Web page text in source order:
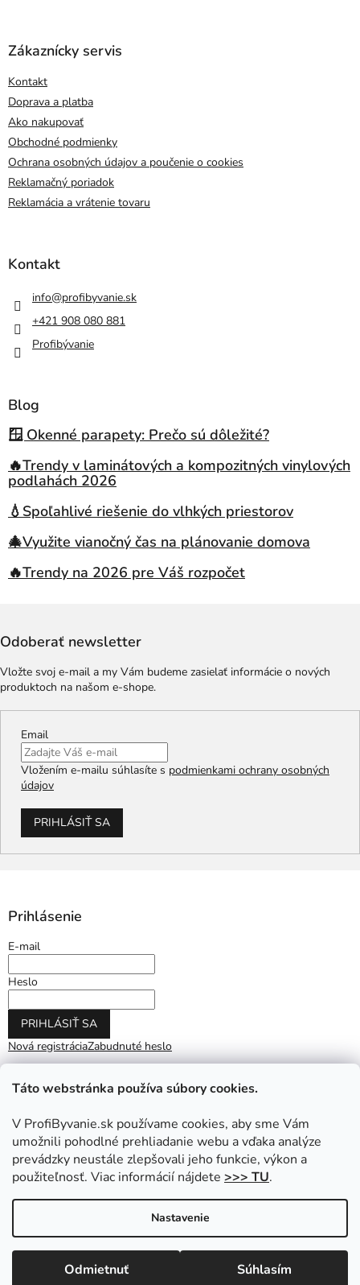
Táto webstránka používa súbory cookies.
V ProfiByvanie.sk používame cookies, aby sme Vám
umožnili pohodlné prehliadanie webu a vďaka analýze
prevádzky neustále zlepšovali jeho funkcie, výkon a
použiteľnosť. Viac informácií nájdete >>> TU.
Nastavenie
Odmietnuť Súhlasím
Zákaznícky servis
Kontakt
Doprava a platba
Ako nakupovať
Obchodné podmienky
Ochrana osobných údajov a poučenie o cookies
Reklamačný poriadok
Reklamácia a vrátenie tovaru
Kontakt
info@profibyvanie.sk
+421 908 080 881
Profibývanie
Blog
🪟 Okenné parapety: Prečo sú dôležité?
🔥Trendy v laminátových a kompozitných vinylových
podlahách 2026
💧Spoľahlivé riešenie do vlhkých priestorov
🎄Využite vianočný čas na plánovanie domova
🔥Trendy na 2026 pre Váš rozpočet
Odoberať newsletter
Vložte svoj e-mail a my Vám budeme zasielať informácie o nových
produktoch na našom e-shope.
Email
Vložením e-mailu súhlasíte s podmienkami ochrany osobných
údajov
PRIHLÁSIŤ SA
Prihlásenie
E-mail
Heslo
PRIHLÁSIŤ SA
Nová registráciaZabudnuté heslo
Copyright 2026ProfiByvanie.sk. Všetky práva vyhradené.
Upraviť nastavenie cookies